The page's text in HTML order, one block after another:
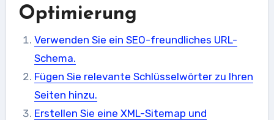
Optimierung
Verwenden Sie ein SEO-freundliches URL-
Schema.
Fügen Sie relevante Schlüsselwörter zu Ihren
Seiten hinzu.
Erstellen Sie eine XML-Sitemap und